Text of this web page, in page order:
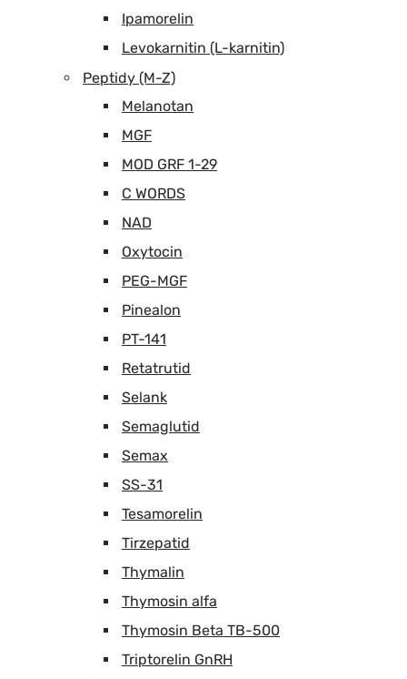
Ipamorelin
Levokarnitin (L-karnitin)
Peptidy (M-Z)
Melanotan
MGF
MOD GRF 1-29
C WORDS
NAD
Oxytocin
PEG-MGF
Pinealon
PT-141
Retatrutid
Selank
Semaglutid
Semax
SS-31
Tesamorelin
Tirzepatid
Thymalin
Thymosin alfa
Thymosin Beta TB-500
Triptorelin GnRH